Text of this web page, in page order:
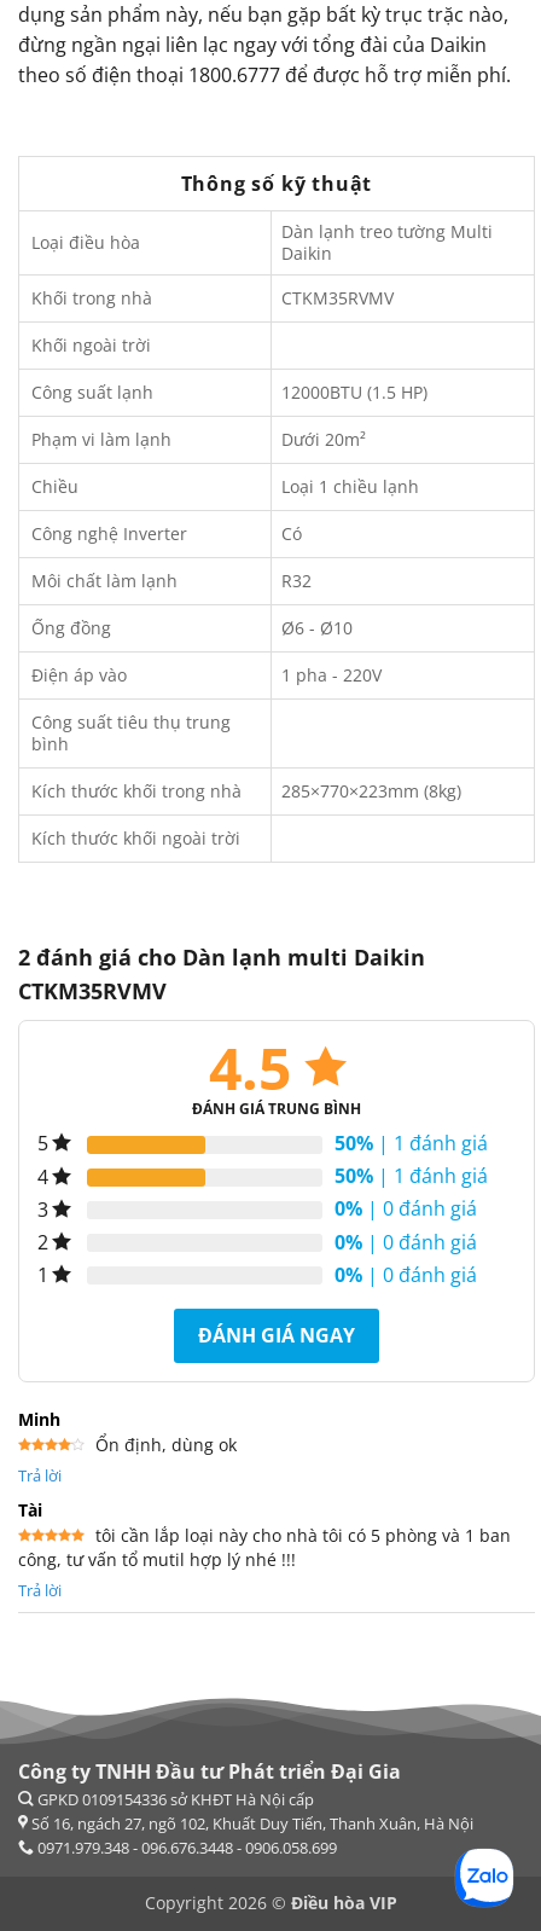
dụng sản phẩm này, nếu bạn gặp bất kỳ trục trặc nào,
đừng ngần ngại liên lạc ngay với tổng đài của Daikin
theo số điện thoại 1800.6777 để được hỗ trợ miễn phí.
Thông số kỹ thuật
Loại điều hòa
Dàn lạnh treo tường Multi
Daikin
Khối trong nhà
CTKM35RVMV
Khối ngoài trời
Công suất lạnh 12000BTU (1.5 HP)
Phạm vi làm lạnh Dưới 20m²
Chiều Loại 1 chiều lạnh
Công nghệ Inverter Có
Môi chất làm lạnh R32
Ống đồng Ø6 - Ø10
Điện áp vào 1 pha - 220V
Công suất tiêu thụ trung
bình
Kích thước khối trong nhà 285×770×223mm (8kg)
Kích thước khối ngoài trời
2 đánh giá cho Dàn lạnh multi Daikin
CTKM35RVMV
4.5
ĐÁNH GIÁ TRUNG BÌNH
5 50% | 1 đánh giá
4
50% | 1 đánh giá
3
0% | 0 đánh giá
2
0% | 0 đánh giá
1
0% | 0 đánh giá
ĐÁNH GIÁ NGAY
Minh
xếp
5 sao
Ổn định, dùng ok
Trả lời
Tài
Được xếp
hạng5 5
sao
tôi cần lắp loại này cho nhà tôi có 5 phòng và 1 ban
công, tư vấn tổ mutil hợp lý nhé !!!
Trả lời
Công ty TNHH Đầu tư Phát triển Đại Gia
Copyright 2026 © Điều hòa VIP